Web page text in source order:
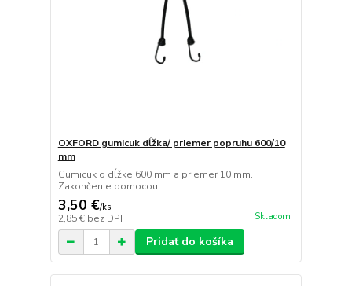
OXFORD gumicuk dĺžka/ priemer popruhu 600/10
mm
Gumicuk o dĺžke 600 mm a priemer 10 mm.
Zakončenie pomocou...
3,50 €/ks
2,85 € bez DPH Skladom
Pridať do košíka